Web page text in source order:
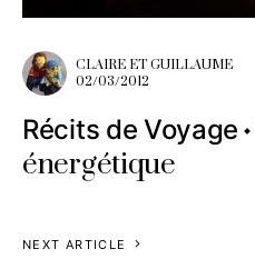
CLAIRE ET GUILLAUME
02/03/2012
Récits de Voyage
énergétique
NEXT ARTICLE